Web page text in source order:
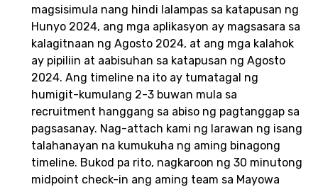
magsisimula nang hindi lalampas sa katapusan ng
Hunyo 2024, ang mga aplikasyon ay magsasara sa
kalagitnaan ng Agosto 2024, at ang mga kalahok
ay pipiliin at aabisuhan sa katapusan ng Agosto
2024. Ang timeline na ito ay tumatagal ng
humigit-kumulang 2-3 buwan mula sa
recruitment hanggang sa abiso ng pagtanggap sa
pagsasanay. Nag-attach kami ng larawan ng isang
talahanayan na kumukuha ng aming binagong
timeline. Bukod pa rito, nagkaroon ng 30 minutong
midpoint check-in ang aming team sa Mayowa